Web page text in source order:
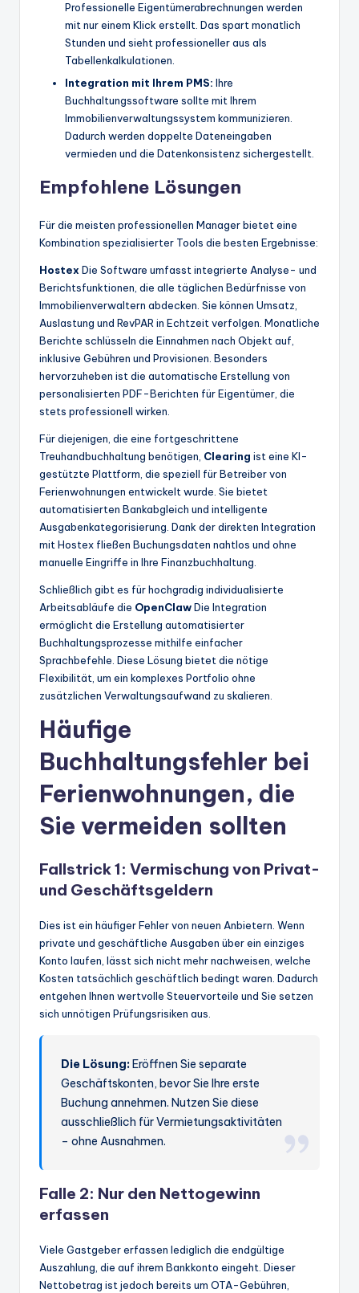
Professionelle Eigentümerabrechnungen werden
mit nur einem Klick erstellt. Das spart monatlich
Stunden und sieht professioneller aus als
Tabellenkalkulationen.
Integration mit Ihrem PMS: Ihre
Buchhaltungssoftware sollte mit Ihrem
Immobilienverwaltungssystem kommunizieren.
Dadurch werden doppelte Dateneingaben
vermieden und die Datenkonsistenz sichergestellt.
Empfohlene Lösungen
Für die meisten professionellen Manager bietet eine
Kombination spezialisierter Tools die besten Ergebnisse:
Hostex Die Software umfasst integrierte Analyse- und
Berichtsfunktionen, die alle täglichen Bedürfnisse von
Immobilienverwaltern abdecken. Sie können Umsatz,
Auslastung und RevPAR in Echtzeit verfolgen. Monatliche
Berichte schlüsseln die Einnahmen nach Objekt auf,
inklusive Gebühren und Provisionen. Besonders
hervorzuheben ist die automatische Erstellung von
personalisierten PDF-Berichten für Eigentümer, die
stets professionell wirken.
Für diejenigen, die eine fortgeschrittene
Treuhandbuchhaltung benötigen, Clearing ist eine KI-
gestützte Plattform, die speziell für Betreiber von
Ferienwohnungen entwickelt wurde. Sie bietet
automatisierten Bankabgleich und intelligente
Ausgabenkategorisierung. Dank der direkten Integration
mit Hostex fließen Buchungsdaten nahtlos und ohne
manuelle Eingriffe in Ihre Finanzbuchhaltung.
Schließlich gibt es für hochgradig individualisierte
Arbeitsabläufe die OpenClawDie Integration
ermöglicht die Erstellung automatisierter
Buchhaltungsprozesse mithilfe einfacher
Sprachbefehle. Diese Lösung bietet die nötige
Flexibilität, um ein komplexes Portfolio ohne
zusätzlichen Verwaltungsaufwand zu skalieren.
Häufige
Buchhaltungsfehler bei
Ferienwohnungen, die
Sie vermeiden sollten
Fallstrick 1: Vermischung von Privat-
und Geschäftsgeldern
Dies ist ein häufiger Fehler von neuen Anbietern. Wenn
private und geschäftliche Ausgaben über ein einziges
Konto laufen, lässt sich nicht mehr nachweisen, welche
Kosten tatsächlich geschäftlich bedingt waren. Dadurch
entgehen Ihnen wertvolle Steuervorteile und Sie setzen
sich unnötigen Prüfungsrisiken aus.
Die Lösung:Eröffnen Sie separate
Geschäftskonten, bevor Sie Ihre erste
Buchung annehmen. Nutzen Sie diese
ausschließlich für Vermietungsaktivitäten
– ohne Ausnahmen.
Falle 2: Nur den Nettogewinn
erfassen
Viele Gastgeber erfassen lediglich die endgültige
Auszahlung, die auf ihrem Bankkonto eingeht. Dieser
Nettobetrag ist jedoch bereits um OTA-Gebühren,